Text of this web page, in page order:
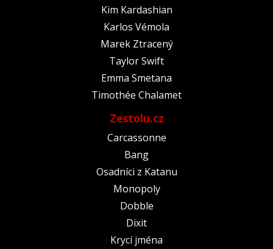
Kim Kardashian
Karlos Vémola
Marek Ztracený
Taylor Swift
Emma Smetana
Timothée Chalamet
Zestolu.cz
Carcassonne
Bang
Osadníci z Katanu
Monopoly
Dobble
Dixit
Krycí jména